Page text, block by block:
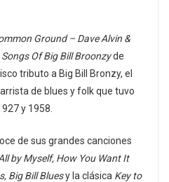
Ground – Dave Alvin &
Of Big Bill Broonzyde
tributo a Big Bill Bronzy, el
de blues y folk que tuvo
y 1958.
de sus grandes canciones
by Myself, How You Want It
Big Bill Bluesy la clásica Key to